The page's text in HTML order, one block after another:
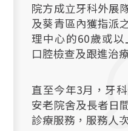
院方成立牙科外展
及葵青區內獲指派
理中心的60歲或
口腔檢查及跟進治
直至今年3月，牙
安老院舍及長者日
診療服務，服務人